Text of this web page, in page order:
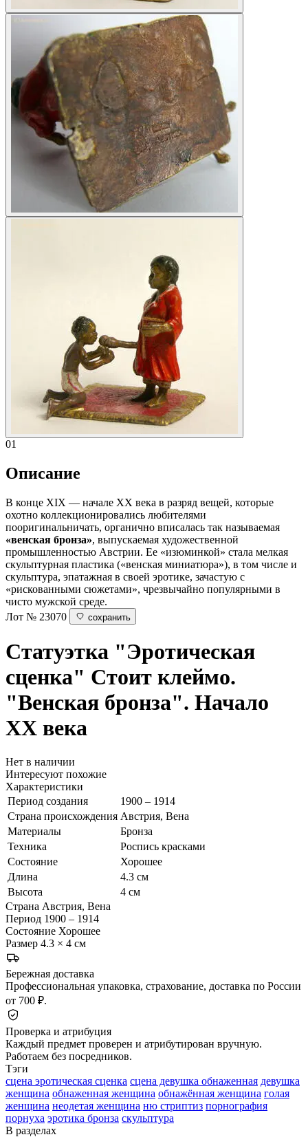
01
Описание
В конце XIX — начале XX века в разряд вещей, которые
охотно коллекционировались любителями
пооригинальничать, органично вписалась так называемая
«венская бронза», выпускаемая художественной
промышленностью Австрии. Ее «изюминкой» стала мелкая
скульптурная пластика («венская миниатюра»), в том числе и
скульптура, эпатажная в своей эротике, зачастую с
«рискованными сюжетами», чрезвычайно популярными в
чисто мужской среде.
Лот № 23070
сохранить
Статуэтка "Эротическая
сценка" Стоит клеймо.
"Венская бронза". Начало
ХХ века
Нет в наличии
Интересуют похожие
Характеристики
Период создания
1900 – 1914
Страна происхождения Австрия, Вена
Материалы
Бронза
Техника
Роспись красками
Состояние
Хорошее
Длина
4.3 см
Высота
4 см
Страна Австрия, Вена
Период 1900 – 1914
Состояние Хорошее
Размер 4.3 × 4 см
Бережная доставка
Профессиональная упаковка, страхование, доставка по России
от 700 ₽.
Проверка и атрибуция
Каждый предмет проверен и атрибутирован вручную.
Работаем без посредников.
Тэги
сцена эротическая сценка сцена девушка обнаженная девушка
женщина обнаженная женщина обнажённая женщина голая
женщина неодетая женщина ню стриптиз порнография
порнуха эротика бронза скульптура
В разделах